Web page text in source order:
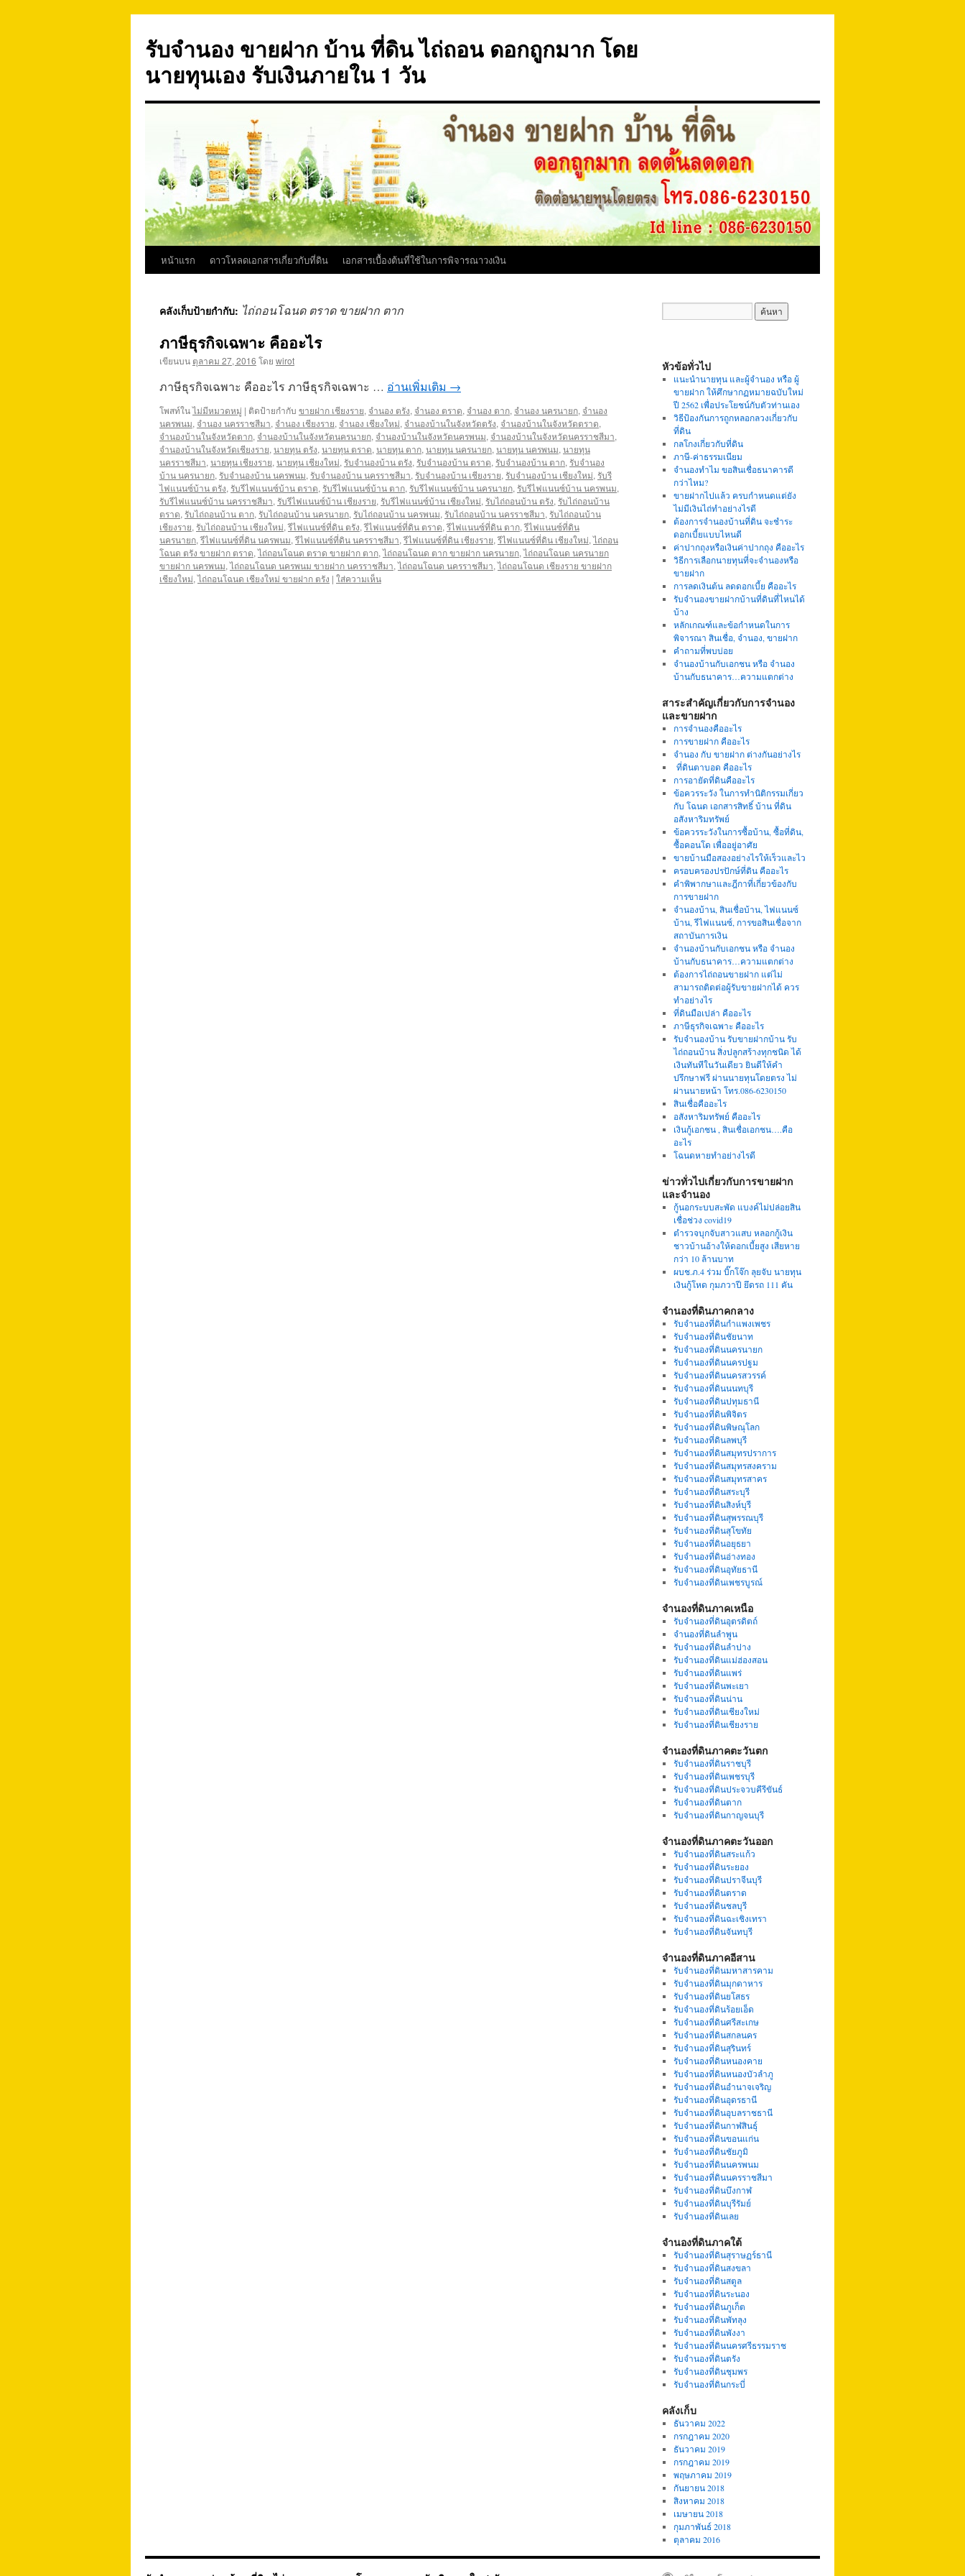
ยัง
เนื้อหา
รับจำนอง ขายฝาก บ้าน ที่ดิน ไถ่ถอน ดอกถูกมาก โดย
นายทุนเอง รับเงินภายใน 1 วัน
หน้าแรก ดาวโหลดเอกสารเกี่ยวกับที่ดิน เอกสารเบื้องต้นที่ใช้ในการพิจารณาวงเงิน
คลังเก็บป้ายกำกับ: ไถ่ถอนโฉนด ตราด ขายฝาก ตาก
ภาษีธุรกิจเฉพาะ คืออะไร
เขียนบน ตุลาคม 27, 2016 โดย wirot
ภาษีธุรกิจเฉพาะ คืออะไร ภาษีธุรกิจเฉพาะ … อ่านเพิ่มเติม →
โพสท์ในไม่มีหมวดหมู่ | ติดป้ายกำกับ ขายฝาก เชียงราย, จำนอง ตรัง, จำนอง ตราด, จำนอง ตาก, จำนอง นครนายก, จำนอง
นครพนม, จำนอง นครราชสีมา, จำนอง เชียงราย, จำนอง เชียงใหม่, จำนองบ้านในจังหวัดตรัง, จำนองบ้านในจังหวัดตราด,
จำนองบ้านในจังหวัดตาก, จำนองบ้านในจังหวัดนครนายก, จำนองบ้านในจังหวัดนครพนม, จำนองบ้านในจังหวัดนครราชสีมา,
จำนองบ้านในจังหวัดเชียงราย, นายทุน ตรัง, นายทุน ตราด, นายทุน ตาก, นายทุน นครนายก, นายทุน นครพนม, นายทุน
นครราชสีมา, นายทุน เชียงราย, นายทุน เชียงใหม่, รับจำนองบ้าน ตรัง, รับจำนองบ้าน ตราด, รับจำนองบ้าน ตาก, รับจำนอง
บ้าน นครนายก, รับจำนองบ้าน นครพนม, รับจำนองบ้าน นครราชสีมา, รับจำนองบ้าน เชียงราย, รับจำนองบ้าน เชียงใหม่, รับรี
ไฟแนนซ์บ้าน ตรัง, รับรีไฟแนนซ์บ้าน ตราด, รับรีไฟแนนซ์บ้าน ตาก, รับรีไฟแนนซ์บ้าน นครนายก, รับรีไฟแนนซ์บ้าน นครพนม,
รับรีไฟแนนซ์บ้าน นครราชสีมา, รับรีไฟแนนซ์บ้าน เชียงราย, รับรีไฟแนนซ์บ้าน เชียงใหม่, รับไถ่ถอนบ้าน ตรัง, รับไถ่ถอนบ้าน
ตราด, รับไถ่ถอนบ้าน ตาก, รับไถ่ถอนบ้าน นครนายก, รับไถ่ถอนบ้าน นครพนม, รับไถ่ถอนบ้าน นครราชสีมา, รับไถ่ถอนบ้าน
เชียงราย, รับไถ่ถอนบ้าน เชียงใหม่,รีไฟแนนซ์ที่ดิน ตรัง,รีไฟแนนซ์ที่ดิน ตราด,รีไฟแนนซ์ที่ดิน ตาก,รีไฟแนนซ์ที่ดิน
นครนายก,รีไฟแนนซ์ที่ดิน นครพนม,รีไฟแนนซ์ที่ดิน นครราชสีมา,รีไฟแนนซ์ที่ดิน เชียงราย,รีไฟแนนซ์ที่ดิน เชียงใหม่,ไถ่ถอน
โฉนด ตรัง ขายฝาก ตราด,ไถ่ถอนโฉนด ตราด ขายฝาก ตาก,ไถ่ถอนโฉนด ตาก ขายฝาก นครนายก,ไถ่ถอนโฉนด นครนายก
ขายฝาก นครพนม,ไถ่ถอนโฉนด นครพนม ขายฝาก นครราชสีมา,ไถ่ถอนโฉนด นครราชสีมา,ไถ่ถอนโฉนด เชียงราย ขายฝาก
เชียงใหม่,ไถ่ถอนโฉนด เชียงใหม่ ขายฝาก ตรัง | ใส่ความเห็น
หัวข้อทั่วไป
แนะนำนายทุน และผู้จำนอง หรือ ผู้
ขายฝาก ให้ศึกษากฏหมายฉบับใหม่
ปี 2562 เพื่อประโยชน์กับตัวท่านเอง
วิธีป้องกันการถูกหลอกลวงเกี่ยวกับ
ที่ดิน
กลโกงเกี่ยวกับที่ดิน
ภาษี-ค่าธรรมเนียม
จำนองทำไม ขอสินเชื่อธนาคารดี
กว่าไหม?
ขายฝากไปแล้ว ครบกำหนดแต่ยัง
ไม่มีเงินไถ่ทำอย่างไรดี
ต้องการจำนองบ้านที่ดิน จะชำระ
ดอกเบี้ยแบบไหนดี
ค่าปากถุงหรือเงินค่าปากถุง คืออะไร
วิธีการเลือกนายทุนที่จะจำนองหรือ
ขายฝาก
การลดเงินต้น ลดดอกเบี้ย คืออะไร
รับจำนองขายฝากบ้านที่ดินที่ไหนได้
บ้าง
หลักเกณฑ์และข้อกำหนดในการ
พิจารณา สินเชื่อ, จำนอง, ขายฝาก
คำถามที่พบบ่อย
จำนองบ้านกับเอกชน หรือ จำนอง
บ้านกับธนาคาร…ความแตกต่าง
สาระสำคัญเกี่ยวกับการจำนอง
และขายฝาก
การจำนองคืออะไร
การขายฝาก คืออะไร
จำนอง กับ ขายฝาก ต่างกันอย่างไร
ที่ดินตาบอด คืออะไร
การอายัดที่ดินคืออะไร
ข้อควรระวัง ในการทำนิติกรรมเกี่ยว
กับ โฉนด เอกสารสิทธิ์ บ้าน ที่ดิน
อสังหาริมทรัพย์
ข้อควรระวังในการซื้อบ้าน, ซื้อที่ดิน,
ซื้อคอนโด เพื่ออยู่อาศัย
ขายบ้านมือสองอย่างไรให้เร็วและไว
ครอบครองปรปักษ์ที่ดิน คืออะไร
คำพิพากษาและฎีกาที่เกี่ยวข้องกับ
การขายฝาก
จำนองบ้าน, สินเชื่อบ้าน, ไฟแนนซ์
บ้าน, รีไฟแนนซ์, การขอสินเชื่อจาก
สถาบันการเงิน
จำนองบ้านกับเอกชน หรือ จำนอง
บ้านกับธนาคาร…ความแตกต่าง
ต้องการไถ่ถอนขายฝาก แต่ไม่
สามารถติดต่อผู้รับขายฝากได้ ควร
ทำอย่างไร
ที่ดินมือเปล่า คืออะไร
ภาษีธุรกิจเฉพาะ คืออะไร
รับจำนองบ้าน รับขายฝากบ้าน รับ
ไถ่ถอนบ้าน สิ่งปลูกสร้างทุกชนิด ได้
เงินทันทีในวันเดียว ยินดีให้คำ
ปรึกษาฟรี ผ่านนายทุนโดยตรง ไม่
ผ่านนายหน้า โทร.086-6230150
สินเชื่อคืออะไร
อสังหาริมทรัพย์ คืออะไร
เงินกู้เอกชน , สินเชื่อเอกชน….คือ
อะไร
โฉนดหายทำอย่างไรดี
ข่าวทั่วไปเกี่ยวกับการขายฝาก
และจำนอง
กู้นอกระบบสะพัด แบงค์ไม่ปล่อยสิน
เชื่อช่วง covid19
ตำรวจบุกจับสาวแสบ หลอกกู้เงิน
ชาวบ้านอ้างให้ดอกเบี้ยสูง เสียหาย
กว่า 10 ล้านบาท
ผบช.ภ.4 ร่วม บิ๊กโจ๊ก ลุยจับ นายทุน
เงินกู้โหด กุมภวาปี ยึดรถ 111 คัน
จำนองที่ดินภาคกลาง
รับจำนองที่ดินกำแพงเพชร
รับจำนองที่ดินชัยนาท
รับจำนองที่ดินนครนายก
รับจำนองที่ดินนครปฐม
รับจำนองที่ดินนครสวรรค์
รับจำนองที่ดินนนทบุรี
รับจำนองที่ดินปทุมธานี
รับจำนองที่ดินพิจิตร
รับจำนองที่ดินพิษณุโลก
รับจำนองที่ดินลพบุรี
รับจำนองที่ดินสมุทรปราการ
รับจำนองที่ดินสมุทรสงคราม
รับจำนองที่ดินสมุทรสาคร
รับจำนองที่ดินสระบุรี
รับจำนองที่ดินสิงห์บุรี
รับจำนองที่ดินสุพรรณบุรี
รับจำนองที่ดินสุโขทัย
รับจำนองที่ดินอยุธยา
รับจำนองที่ดินอ่างทอง
รับจำนองที่ดินอุทัยธานี
รับจำนองที่ดินเพชรบูรณ์
จำนองที่ดินภาคเหนือ
รับจำนองที่ดินอุตรดิตถ์
จำนองที่ดินลำพูน
รับจำนองที่ดินลำปาง
รับจำนองที่ดินแม่ฮ่องสอน
รับจำนองที่ดินแพร่
รับจำนองที่ดินพะเยา
รับจำนองที่ดินน่าน
รับจำนองที่ดินเชียงใหม่
รับจำนองที่ดินเชียงราย
จำนองที่ดินภาคตะวันตก
รับจำนองที่ดินราชบุรี
รับจำนองที่ดินเพชรบุรี
รับจำนองที่ดินประจวบคีรีขันธ์
รับจำนองที่ดินตาก
รับจำนองที่ดินกาญจนบุรี
จำนองที่ดินภาคตะวันออก
รับจำนองที่ดินสระแก้ว
รับจำนองที่ดินระยอง
รับจำนองที่ดินปราจีนบุรี
รับจำนองที่ดินตราด
รับจำนองที่ดินชลบุรี
รับจำนองที่ดินฉะเชิงเทรา
รับจำนองที่ดินจันทบุรี
จำนองที่ดินภาคอีสาน
รับจำนองที่ดินมหาสารคาม
รับจำนองที่ดินมุกดาหาร
รับจำนองที่ดินยโสธร
รับจำนองที่ดินร้อยเอ็ด
รับจำนองที่ดินศรีสะเกษ
รับจำนองที่ดินสกลนคร
รับจำนองที่ดินสุรินทร์
รับจำนองที่ดินหนองคาย
รับจำนองที่ดินหนองบัวลำภู
รับจำนองที่ดินอำนาจเจริญ
รับจำนองที่ดินอุดรธานี
รับจำนองที่ดินอุบลราชธานี
รับจำนองที่ดินกาฬสินธุ์
รับจำนองที่ดินขอนแก่น
รับจำนองที่ดินชัยภูมิ
รับจำนองที่ดินนครพนม
รับจำนองที่ดินนครราชสีมา
รับจำนองที่ดินบึงกาฬ
รับจำนองที่ดินบุรีรัมย์
รับจำนองที่ดินเลย
จำนองที่ดินภาคใต้
รับจำนองที่ดินสุราษฏร์ธานี
รับจำนองที่ดินสงขลา
รับจำนองที่ดินสตูล
รับจำนองที่ดินระนอง
รับจำนองที่ดินภูเก็ต
รับจำนองที่ดินพัทลุง
รับจำนองที่ดินพังงา
รับจำนองที่ดินนครศรีธรรมราช
รับจำนองที่ดินตรัง
รับจำนองที่ดินชุมพร
รับจำนองที่ดินกระบี่
คลังเก็บ
ธันวาคม 2022
กรกฎาคม 2020
ธันวาคม 2019
กรกฎาคม 2019
พฤษภาคม 2019
กันยายน 2018
สิงหาคม 2018
เมษายน 2018
กุมภาพันธ์ 2018
ตุลาคม 2016